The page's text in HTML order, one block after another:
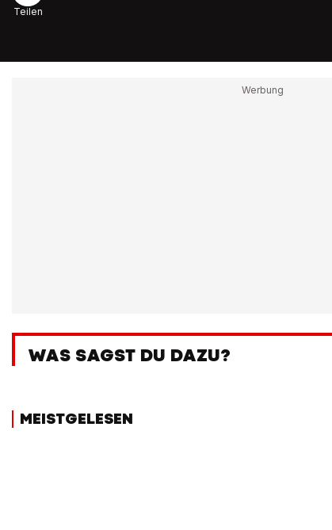
Teilen
WAS SAGST DU DAZU?
MEISTGELESEN